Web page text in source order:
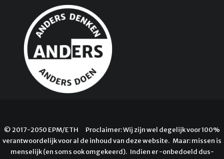
© 2017-2050 EPM/ETH Proclaimer: Wij zijn wel degelijk voor 100%
verantwoordelijk voor al de inhoud van deze website. Maar: missen is
menselijk (en soms ook omgekeerd). Indien er -onbedoeld dus-